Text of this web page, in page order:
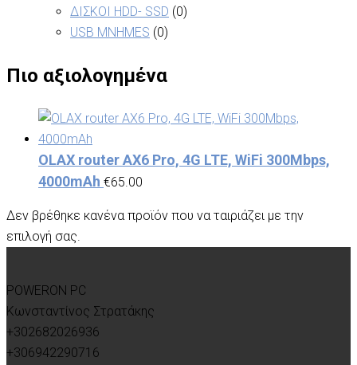
ΔΙΣΚΟΙ HDD- SSD (0)
USB MNHMES (0)
Πιο αξιολογημένα
OLAX router AX6 Pro, 4G LTE, WiFi 300Mbps,
4000mAh €65.00
Δεν βρέθηκε κανένα προϊόν που να ταιριάζει με την
επιλογή σας.
POWERON PC
Κωνσταντίνος Στρατάκης
+302682026936
+306942290716